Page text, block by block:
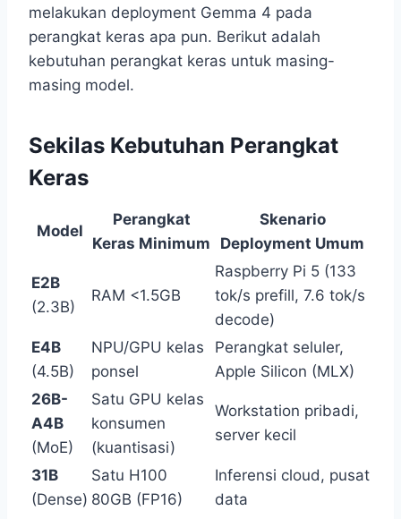
melakukan deployment Gemma 4 pada
perangkat keras apa pun. Berikut adalah
kebutuhan perangkat keras untuk masing-
masing model.
Sekilas Kebutuhan Perangkat
Keras
Model
Perangkat
Keras Minimum
Skenario
Deployment Umum
E2B
(2.3B)
RAM <1.5GB
Raspberry Pi 5 (133
tok/s prefill, 7.6 tok/s
decode)
E4B
(4.5B)
NPU/GPU kelas
ponsel
Perangkat seluler,
Apple Silicon (MLX)
26B-
A4B
(MoE)
Satu GPU kelas
konsumen
(kuantisasi)
Workstation pribadi,
server kecil
31B
(Dense)
Satu H100
80GB (FP16)
Inferensi cloud, pusat
data